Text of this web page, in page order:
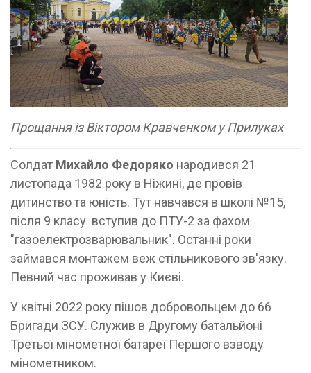
Прощання із Віктором Кравченком у Прилуках
Солдат Михайло Федоряко народився 21
листопада 1982 року в Ніжині, де провів
дитинство та юність. Тут навчався в школі №15,
після 9 класу вступив до ПТУ-2 за фахом
"газоелектрозварювальник". Останні роки
займався монтажем веж стільникового зв'язку.
Певний час проживав у Києві.
У квітні 2022 року пішов добровольцем до 66
Бригади ЗСУ. Служив в Другому батальйоні
Третьої мінометної батареї Першого взводу
мінометником.